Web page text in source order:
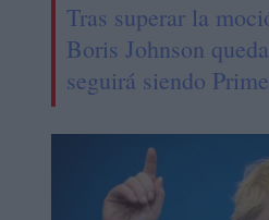
Tras superar la
Boris Johnson
seguirá siendo